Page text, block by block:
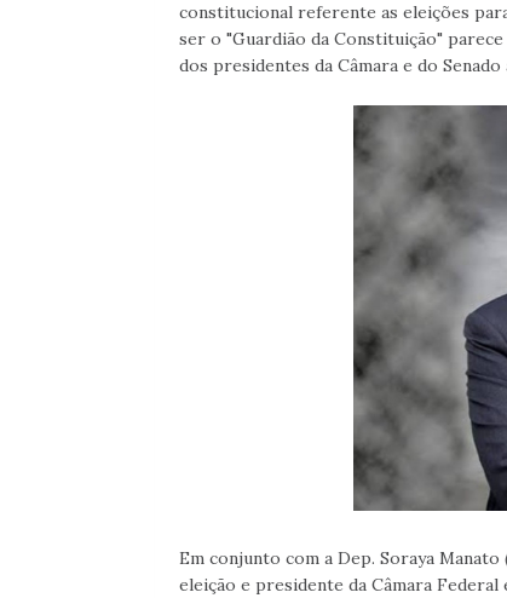
constitucional referente as eleições
ser o "Guardião da Constituição"
dos presidentes da Câmara e do
Em conjunto com a Dep. Soraya
eleição e presidente da Câmara